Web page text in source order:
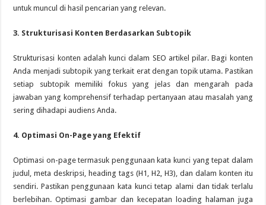
untuk muncul di hasil pencarian yang relevan.
3. Strukturisasi Konten Berdasarkan Subtopik
Strukturisasi konten adalah kunci dalam SEO artikel pilar. Bagi konten
Anda menjadi subtopik yang terkait erat dengan topik utama. Pastikan
setiap subtopik memiliki fokus yang jelas dan mengarah pada
jawaban yang komprehensif terhadap pertanyaan atau masalah yang
sering dihadapi audiens Anda.
4. Optimasi On-Page yang Efektif
Optimasi on-page termasuk penggunaan kata kunci yang tepat dalam
judul, meta deskripsi, heading tags (H1, H2, H3), dan dalam konten itu
sendiri. Pastikan penggunaan kata kunci tetap alami dan tidak terlalu
berlebihan. Optimasi gambar dan kecepatan loading halaman juga